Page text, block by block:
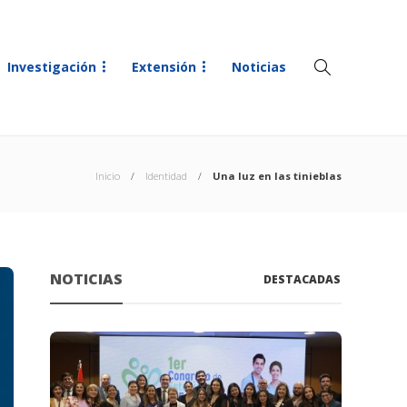
Investigación Extensión Noticias
Inicio Identidad Una luz en las tinieblas
NOTICIAS DESTACADAS